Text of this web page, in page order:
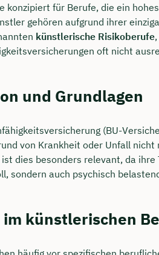
konzipiert für Berufe, die ein
gehören aufgrund ihrer
künstlerische Risikoberufe
oft nicht
und Grundlagen
(BU-
von Krankheit oder Unfall
dies besonders relevant, da
sondern auch psychisch
im künstlerischen